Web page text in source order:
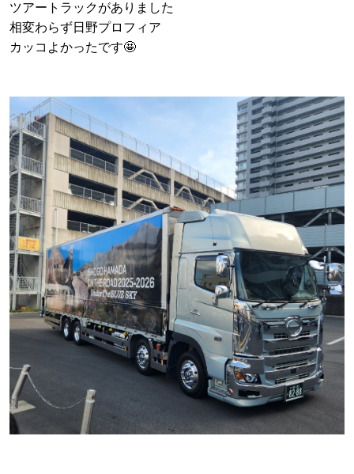
ツアートラックがありました
相変わらず日野プロフィア
カッコよかったです🤩